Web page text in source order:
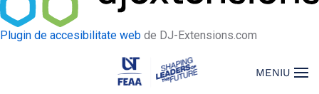
Plugin de accesibilitate web de DJ-Extensions.com
MENIU